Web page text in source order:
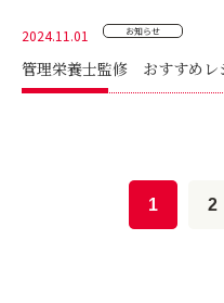
2024.11.01 お知らせ
管理栄養士監修 おすすめレ
1 2